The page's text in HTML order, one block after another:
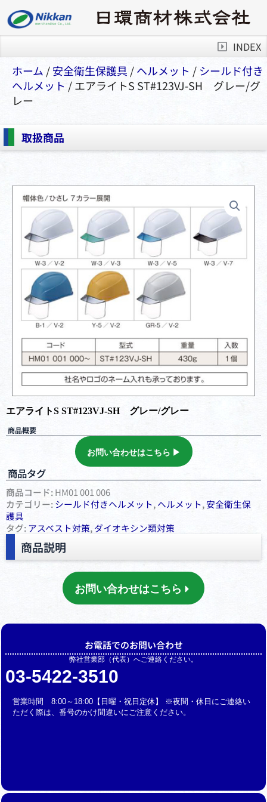
INDEX
ホーム /安全衛⽣保護具 /ヘルメット / シールド付き
ヘルメット / エアライトS ST#123VJ-SH グレー/グ
レー
取扱商品
エアライトS ST#123VJ-SH グレー/グレー
商品概要
お問い合わせはこちら ▶︎
商品タグ
商品コード:HM01 001 006
カテゴリー:シールド付きヘルメット,ヘルメット,安全衛⽣保
護具
タグ:アスベスト対策,ダイオキシン類対策
商品説明
お問い合わせはこちら
お電話でのお問い合わせ
弊社営業部（代表）へご連絡ください。
03-5422-3510
営業時間 8:00～18:00【日曜・祝日定休】 ※夜間・休日にご連絡い
ただく際は、番号のかけ間違いにご注意ください。